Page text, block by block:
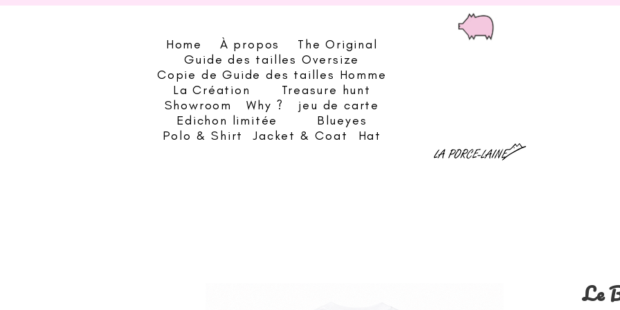
Home À propos
The Original
Guide des tailles Oversize
Copie de Guide des tailles Homme
La Création
Treasure hunt
Showroom
Why ?
jeu de carte
Edichon limitée
Blueyes
Polo & Shirt
Jacket & Coat Hat
Le